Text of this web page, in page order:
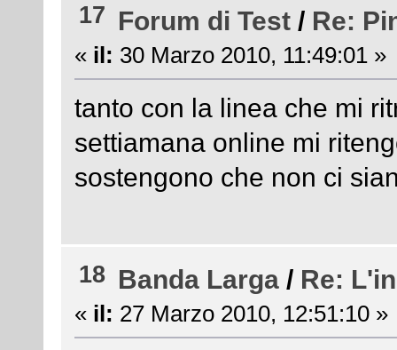
17 Forum di Test / Re:
« il: 30 Marzo 2010, 11:49:01 »
tanto con la linea che mi
settiamana online mi
sostengono che non ci
18 Banda Larga / Re:
« il: 27 Marzo 2010, 12:51:10 »